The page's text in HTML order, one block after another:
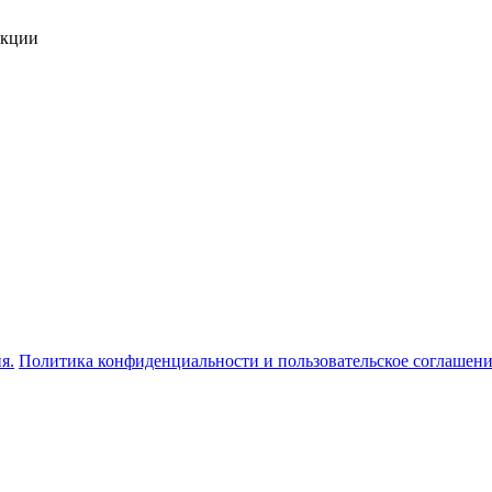
Политика конфиденциальности и пользовательское